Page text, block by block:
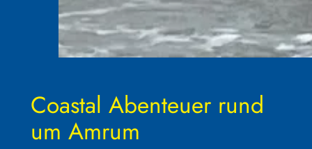
Coastal Abenteuer rund
um Amrum